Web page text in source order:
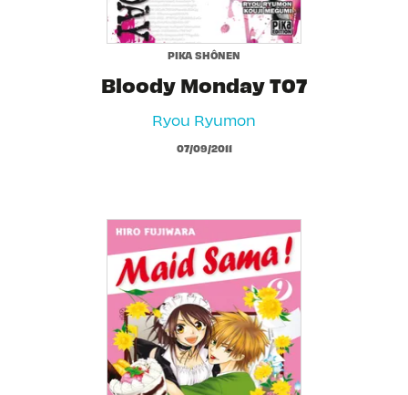
PIKA SHÔNEN
Bloody Monday T07
Ryou Ryumon
07/09/2011